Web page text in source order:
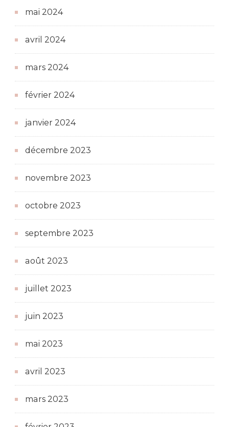
mai 2024
avril 2024
mars 2024
février 2024
janvier 2024
décembre 2023
novembre 2023
octobre 2023
septembre 2023
août 2023
juillet 2023
juin 2023
mai 2023
avril 2023
mars 2023